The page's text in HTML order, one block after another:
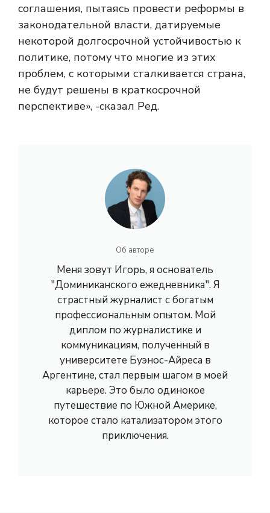
соглашения, пытаясь провести реформы в
законодательной власти, датируемые
некоторой долгосрочной устойчивостью к
политике, потому что многие из этих
проблем, с которыми сталкивается страна,
не будут решены в краткосрочной
перспективе», -сказал Ред.
Об авторе
Меня зовут Игорь, я основатель
"Доминиканского ежедневника". Я
страстный журналист с богатым
профессиональным опытом. Мой
диплом по журналистике и
коммуникациям, полученный в
университете Буэнос-Айреса в
Аргентине, стал первым шагом в моей
карьере. Это было одинокое
путешествие по Южной Америке,
которое стало катализатором этого
приключения.